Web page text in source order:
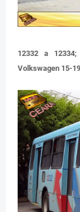
12332 a
Volkswagen 15-